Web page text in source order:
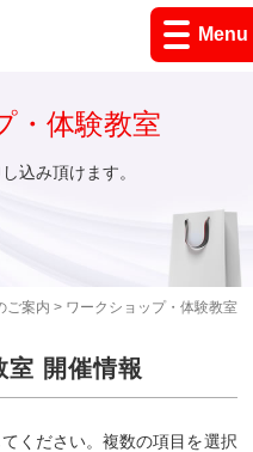
Menu
ご案内 > ワークショップ・体験教室
・体験教室
込み頂けます。
室 開催情報
ください。複数の項目を選択